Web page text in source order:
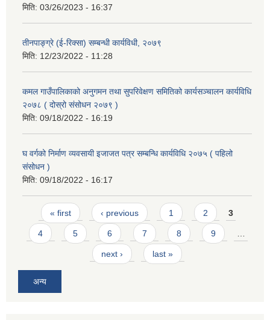
मिति: 03/26/2023 - 16:37
तीनपाङ्ग्रे (ई-रिक्सा) सम्बन्धी कार्यविधी, २०७९
मिति: 12/23/2022 - 11:28
कमल गाउँपालिकाको अनुगमन तथा सुपरिवेक्षण समितिको कार्यसञ्चालन कार्यविधि
२०७८ ( दोस्रो संसोधन २०७९ )
मिति: 09/18/2022 - 16:19
घ वर्गको निर्माण व्यवसायी इजाजत पत्र सम्बन्धि कार्यविधि २०७५ ( पहिलो
संसोधन )
मिति: 09/18/2022 - 16:17
Pages
« first ‹ previous 1 2 3
4 5 6 7 8 9
next › last »
अन्य